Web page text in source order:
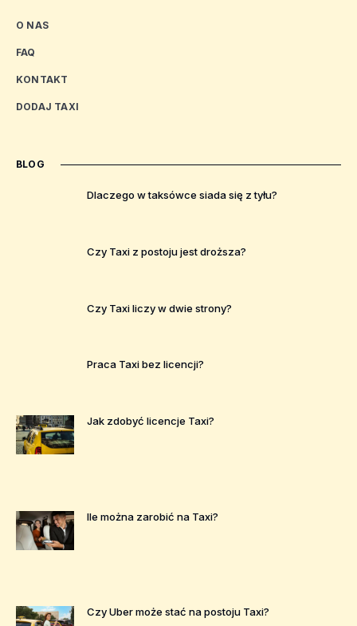
O NAS
FAQ
KONTAKT
DODAJ TAXI
BLOG
Dlaczego w taksówce siada się z tyłu?
Czy Taxi z postoju jest droższa?
Czy Taxi liczy w dwie strony?
Praca Taxi bez licencji?
Jak zdobyć licencje Taxi?
Ile można zarobić na Taxi?
Czy Uber może stać na postoju Taxi?